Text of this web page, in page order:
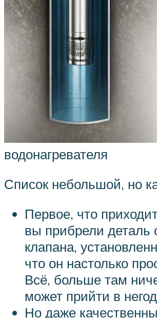
водонагревателя
Список небольшой, но
Первое, что
вы прибрели деталь
клапана,
что он настолько
Всё, больше там
может прийти в
Но даже